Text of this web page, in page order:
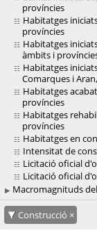
províncies
Habitatges
províncies
Habitatges
àmbits i
Habitatges
Comarques i
Habitatges
províncies
Habitatges
províncies
Habitatges en
Intensitat de
Licitació oficial
Licitació oficial
Macromagnituds
Construcció